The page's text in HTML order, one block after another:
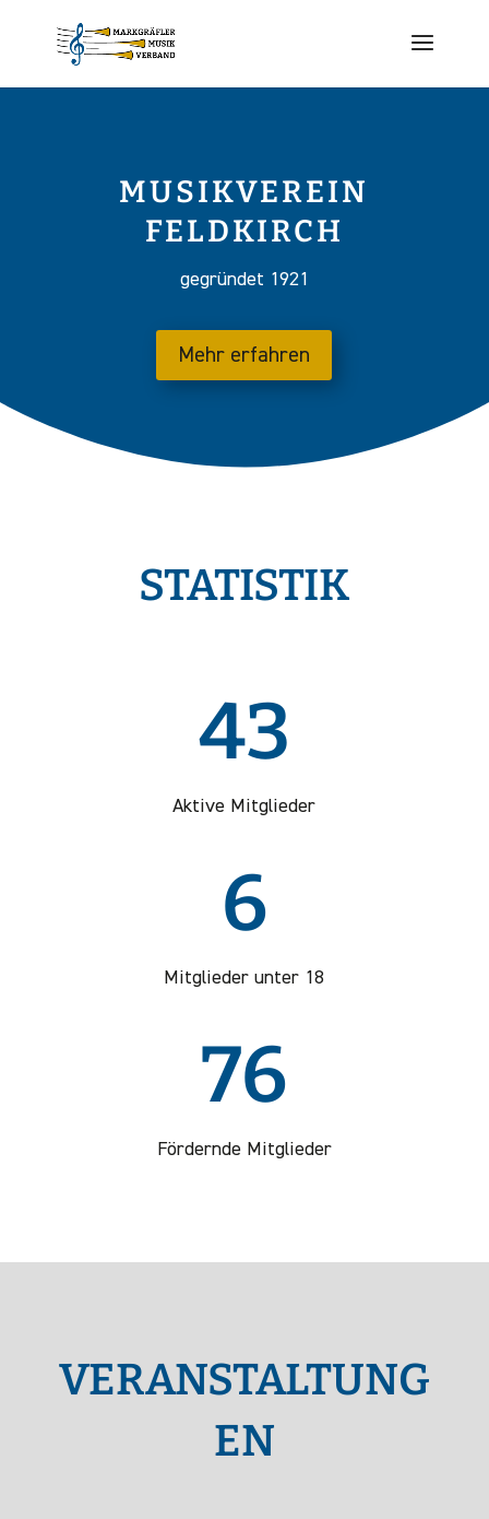
MUSIKVEREIN
FELDKIRCH
gegründet 1921
Mehr erfahren
STATISTIK
43
Aktive Mitglieder
6
Mitglieder unter 18
76
Fördernde Mitglieder
VERANSTALTUNG
EN